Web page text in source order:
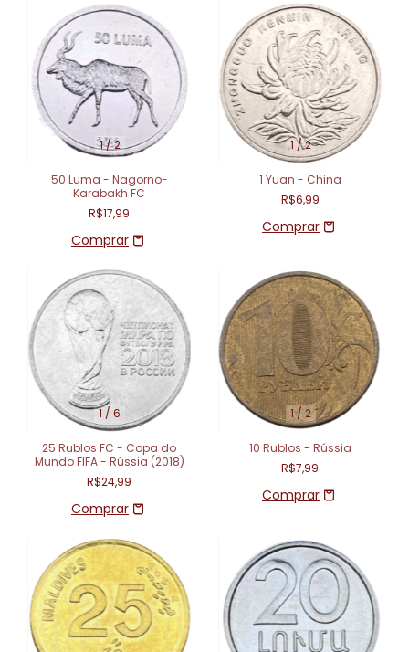
1/2
50 Luma - Nagorno-
Karabakh FC
R$17,99
1/2
1 Yuan - China
R$6,99
1 / 6
25 Rublos FC - Copa do
Mundo FIFA - Rússia (2018)
R$24,99
1/2
10 Rublos - Rússia
R$7,99